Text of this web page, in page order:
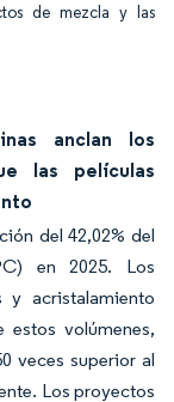
de mezcla y las
anclan los
las películas
del 42,02% del
en 2025. Los
y acristalamiento
volúmenes,
veces superior al
Los proyectos